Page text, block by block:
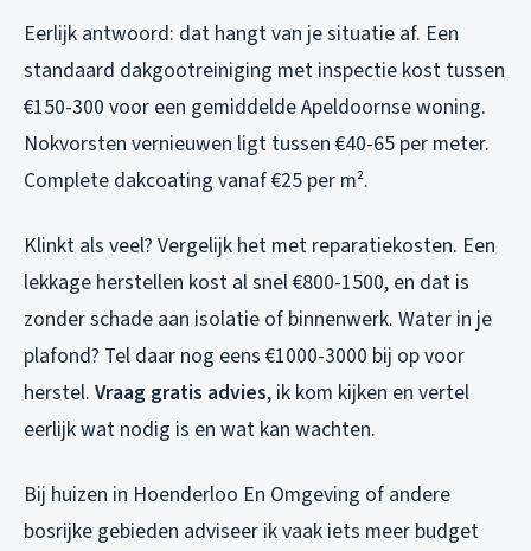
Eerlijk antwoord: dat hangt van je situatie af. Een
standaard dakgootreiniging met inspectie kost tussen
€150-300 voor een gemiddelde Apeldoornse woning.
Nokvorsten vernieuwen ligt tussen €40-65 per meter.
Complete dakcoating vanaf €25 per m².
Klinkt als veel? Vergelijk het met reparatiekosten. Een
lekkage herstellen kost al snel €800-1500, en dat is
zonder schade aan isolatie of binnenwerk. Water in je
plafond? Tel daar nog eens €1000-3000 bij op voor
herstel. Vraag gratis advies, ik kom kijken en vertel
eerlijk wat nodig is en wat kan wachten.
Bij huizen in Hoenderloo En Omgeving of andere
bosrijke gebieden adviseer ik vaak iets meer budget